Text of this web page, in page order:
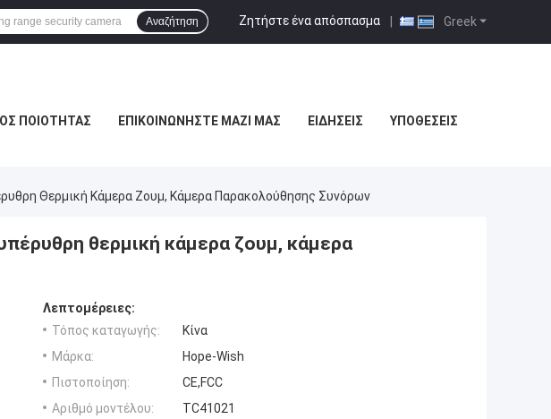
Greek
Ζητήστε ένα απόσπασμα |
Αναζήτηση
ΠΟΙΌΤΗΤΑΣ ΕΠΙΚΟΙΝΩΝΉΣΤΕ ΜΑΖΊ ΜΑΣ ΕΙΔΉΣΕΙΣ ΥΠΟΘΈΣΕΙΣ
Θερμική Κάμερα Ζουμ, Κάμερα Παρακολούθησης Συνόρων
θερμική κάμερα ζουμ, κάμερα
Λεπτομέρειες:
Τόπος καταγωγής:
Κίνα
Μάρκα:
Hope-Wish
Πιστοποίηση:
CE,FCC
Αριθμό μοντέλου:
TC41021